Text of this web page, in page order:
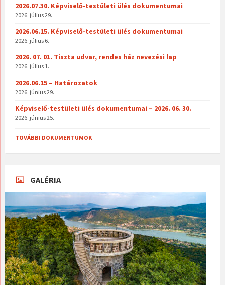
2026.07.30. Képviselő-testületi ülés dokumentumai
2026. július 29.
2026.06.15. Képviselő-testületi ülés dokumentumai
2026. július 6.
2026. 07. 01. Tiszta udvar, rendes ház nevezési lap
2026. július 1.
2026.06.15 – Határozatok
2026. június 29.
Képviselő-testületi ülés dokumentumai – 2026. 06. 30.
2026. június 25.
TOVÁBBI DOKUMENTUMOK
GALÉRIA